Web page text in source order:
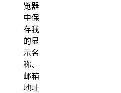
览器
中保
存我
的显
示名
称、
邮箱
地址